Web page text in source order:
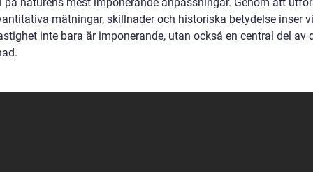
mätningar, skillnader och historiska betydelse inser
inte bara är imponerande, utan också en central del av